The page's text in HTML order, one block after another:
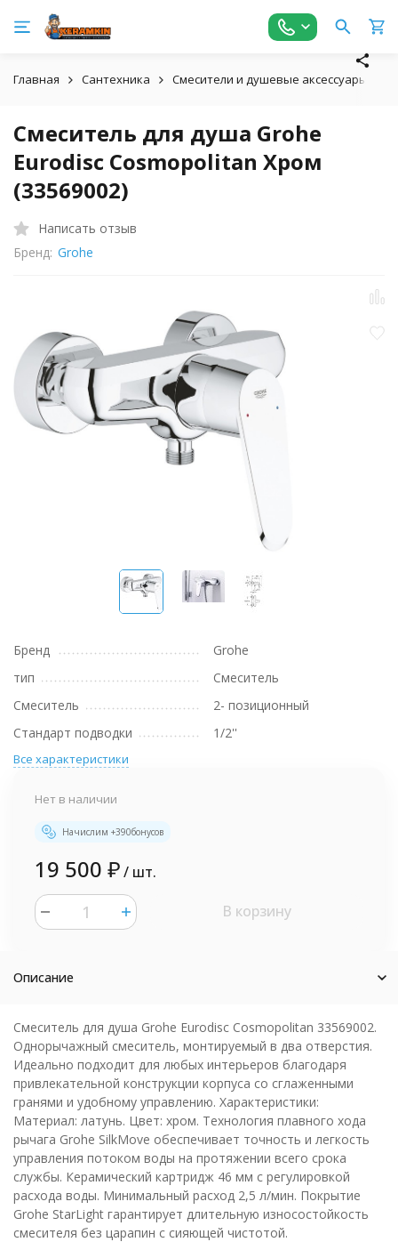
Главная Сантехника Смесители и душевые аксессуары
Смеситель для душа Grohe
Eurodisc Cosmopolitan Хром
(33569002)
Написать отзыв
Бренд: Grohe
Бренд
Grohe
тип
Смеситель
Смеситель
2- позиционный
Стандарт подводки
1/2''
Все характеристики
Нет в наличии
Начислим +390бонусов
19 500 ₽/ шт.
В корзину
Описание
Смеситель для душа Grohe Eurodisc Cosmopolitan 33569002.
Однорычажный смеситель, монтируемый в два отверстия.
Идеально подходит для любых интерьеров благодаря
привлекательной конструкции корпуса со сглаженными
гранями и удобному управлению. Характеристики:
Материал: латунь. Цвет: хром. Технология плавного хода
рычага Grohe SilkMove обеспечивает точность и легкость
управления потоком воды на протяжении всего срока
службы. Керамический картридж 46 мм с регулировкой
расхода воды. Минимальный расход 2,5 л/мин. Покрытие
Grohe StarLight гарантирует длительную износостойкость
смесителя без царапин с сияющей чистотой.